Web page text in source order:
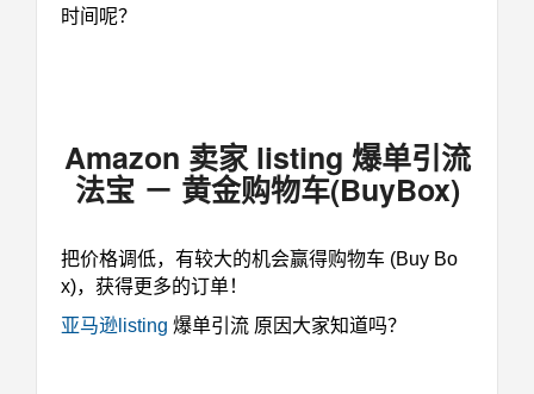
时间呢？
Amazon 卖家 listing 爆单引流
法宝 － 黄金购物车(BuyBox)
把价格调低，有较大的机会赢得购物车 (Buy Bo
x)，获得更多的订单！
亚马逊listing 爆单引流 原因大家知道吗？